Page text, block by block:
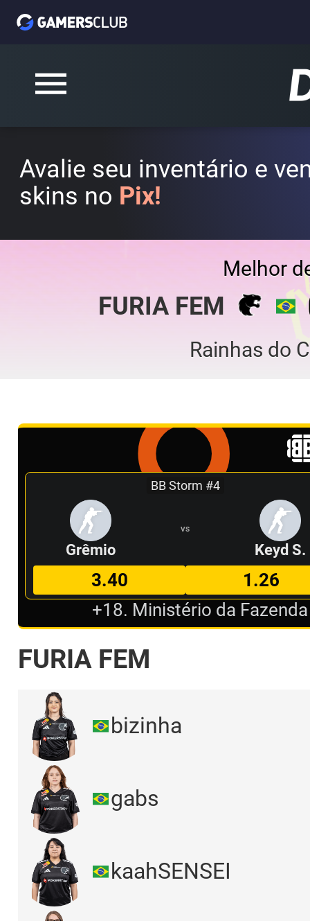
Avalie seu inventário e
skins no Pix!
Melhor
FURIA FEM
Rainhas do
BB Storm #4
Grêmio
VS
Keyd S.
3.40
1.26
+18. Ministério da
FURIA FEM
bizinha
gabs
kaahSENSEI